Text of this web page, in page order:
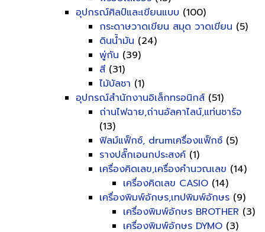
อุปกรณ์ศิลป์และเขียนแบบ (100)
กระดาษวาดเขียน สมุด วาดเขียน (5)
ดินน้ำมัน (24)
พู่กัน (39)
สี (31)
ไม้บัลชา (1)
อุปกรณ์สำนักงานอิเล็กทรอนิกส์ (51)
ถ่านไฟฉาย,ถ่านอัลคาไลน์,แท่นชาร์จ
(13)
ฟิลม์แฟ็กซ์, drumเครื่องแฟ็กซ์ (5)
รางปลั๊กเอนกประสงค์ (1)
เครื่องคิดเลข,เครื่องคำนวณเลข (14)
เครื่องคิดเลข CASIO (14)
เครื่องพิมพ์อักษร,เทปพิมพ์อักษร (9)
เครื่องพิมพ์อักษร BROTHER (3)
เครื่องพิมพ์อักษร DYMO (3)